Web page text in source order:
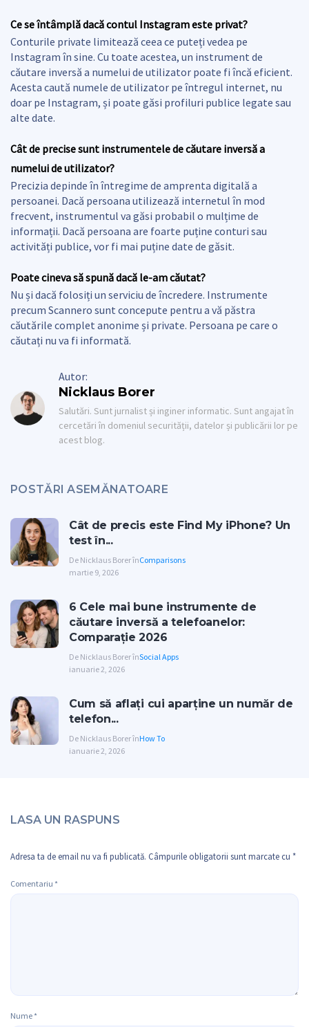
Ce se întâmplă dacă contul Instagram este privat?
Conturile private limitează ceea ce puteți vedea pe
Instagram în sine. Cu toate acestea, un instrument de
căutare inversă a numelui de utilizator poate fi încă eficient.
Acesta caută numele de utilizator pe întregul internet, nu
doar pe Instagram, și poate găsi profiluri publice legate sau
alte date.
Cât de precise sunt instrumentele de căutare inversă a
numelui de utilizator?
Precizia depinde în întregime de amprenta digitală a
persoanei. Dacă persoana utilizează internetul în mod
frecvent, instrumentul va găsi probabil o mulțime de
informații. Dacă persoana are foarte puține conturi sau
activități publice, vor fi mai puține date de găsit.
Poate cineva să spună dacă le-am căutat?
Nu și dacă folosiți un serviciu de încredere. Instrumente
precum Scannero sunt concepute pentru a vă păstra
căutările complet anonime și private. Persoana pe care o
căutați nu va fi informată.
Autor:
Nicklaus Borer
Salutări. Sunt jurnalist și inginer informatic. Sunt angajat în
cercetări în domeniul securității, datelor și publicării lor pe
acest blog.
POSTĂRI ASEMĂNATOARE
Cât de precis este Find My iPhone? Un
test în...
De Nicklaus Borer înComparisons
martie 9, 2026
6 Cele mai bune instrumente de
căutare inversă a telefoanelor:
Comparație 2026
De Nicklaus Borer înSocial Apps
ianuarie 2, 2026
Cum să aflați cui aparține un număr de
telefon...
De Nicklaus Borer înHow To
ianuarie 2, 2026
LASA UN RASPUNS
Adresa ta de email nu va fi publicată. Câmpurile obligatorii sunt marcate cu *
Comentariu *
Nume *